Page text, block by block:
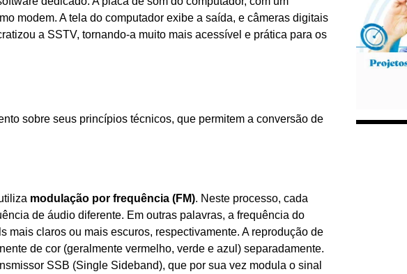
modem. A tela do computador exibe a saída, e câmeras digitais
a SSTV, tornando-a muito mais acessível e prática para os
sobre seus princípios técnicos, que permitem a conversão de
modulação por frequência (FM). Neste processo, cada
de áudio diferente. Em outras palavras, a frequência do
claros ou mais escuros, respectivamente. A reprodução de
de cor (geralmente vermelho, verde e azul) separadamente.
SSB (Single Sideband), que por sua vez modula o sinal